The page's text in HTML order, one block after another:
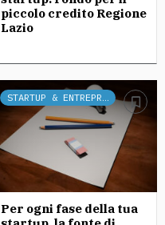
piccolo credito Regione
Lazio
STARTUP & ENTREPRENEURSHIP
Per ogni fase della tua